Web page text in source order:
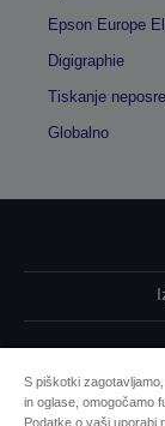
Epson Europe
Digigraphie
Tiskanje
Globalno
S piškotki
in oglase, omogočamo
Podatke o vaši uporabi